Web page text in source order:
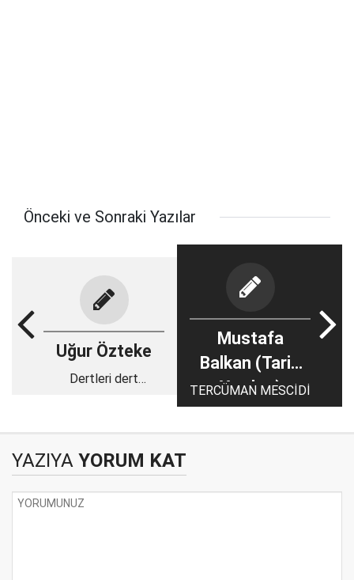
Önceki ve Sonraki Yazılar
Uğur Özteke
Dertleri dert
Mustafa
Balkan (Tarih
Yazıları)
TERCÜMAN MESCİDİ
YAZIYA YORUM KAT